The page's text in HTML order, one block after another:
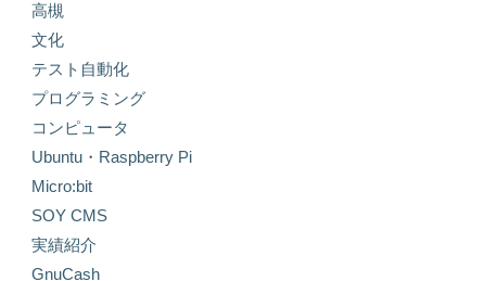
高槻
文化
テスト自動化
プログラミング
コンピュータ
Ubuntu・Raspberry Pi
Micro:bit
SOY CMS
実績紹介
GnuCash